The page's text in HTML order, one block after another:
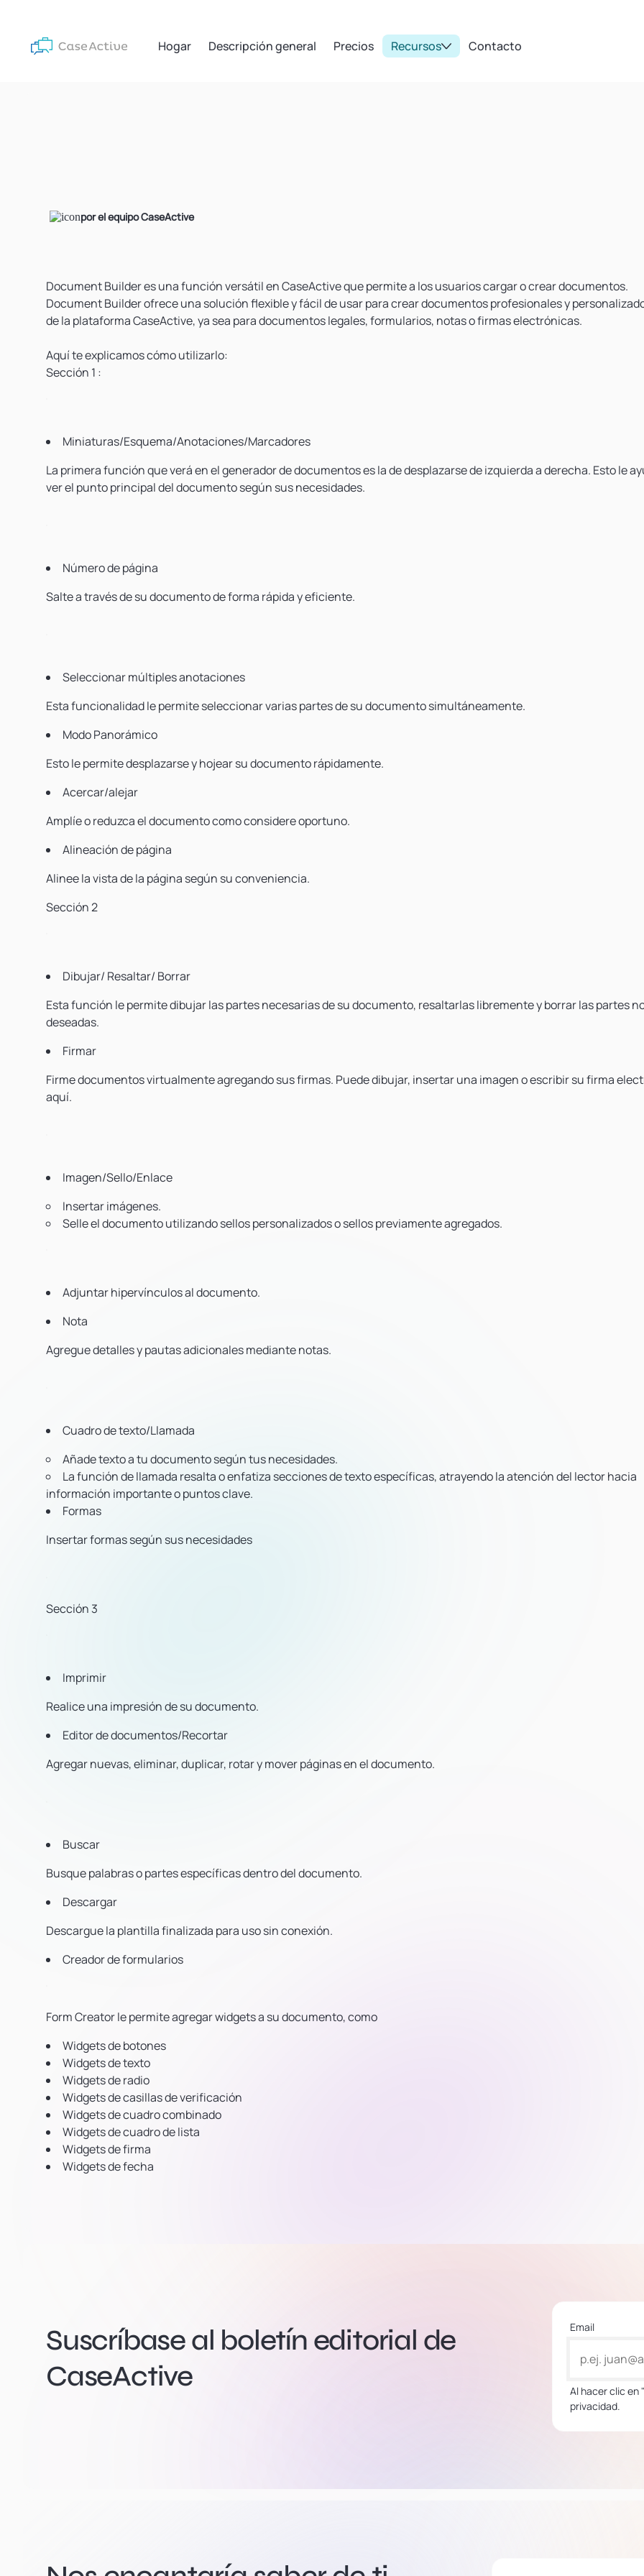
Hogar Descripción general Precios Recursos Contacto
por el equipo CaseActive
Document Builder es una función versátil en CaseActive que permite a los usuarios cargar o crear documentos.
Document Builder ofrece una solución flexible y fácil de usar para crear documentos profesionales y
de la plataforma CaseActive, ya sea para documentos legales, formularios, notas o firmas electrónicas.
Aquí te explicamos cómo utilizarlo:
Sección 1 :
Miniaturas/Esquema/Anotaciones/Marcadores
La primera función que verá en el generador de documentos es la de desplazarse de izquierda a derecha. Esto le
ver el punto principal del documento según sus necesidades.
Número de página
Salte a través de su documento de forma rápida y eficiente.
Seleccionar múltiples anotaciones
Esta funcionalidad le permite seleccionar varias partes de su documento simultáneamente.
Modo Panorámico
Esto le permite desplazarse y hojear su documento rápidamente.
Acercar/alejar
Amplíe o reduzca el documento como considere oportuno.
Alineación de página
Alinee la vista de la página según su conveniencia.
Sección 2
Dibujar/ Resaltar/ Borrar
Esta función le permite dibujar las partes necesarias de su documento, resaltarlas libremente y borrar las partes
deseadas.
Firmar
Firme documentos virtualmente agregando sus firmas. Puede dibujar, insertar una imagen o escribir su firma
aquí.
Imagen/Sello/Enlace
Insertar imágenes.
Selle el documento utilizando sellos personalizados o sellos previamente agregados.
Adjuntar hipervínculos al documento.
Nota
Agregue detalles y pautas adicionales mediante notas.
Cuadro de texto/Llamada
Añade texto a tu documento según tus necesidades.
La función de llamada resalta o enfatiza secciones de texto específicas, atrayendo la atención del lector hacia
información importante o puntos clave.
Formas
Insertar formas según sus necesidades
Sección 3
Imprimir
Realice una impresión de su documento.
Editor de documentos/Recortar
Agregar nuevas, eliminar, duplicar, rotar y mover páginas en el documento.
Buscar
Busque palabras o partes específicas dentro del documento.
Descargar
Descargue la plantilla finalizada para uso sin conexión.
Creador de formularios
Form Creator le permite agregar widgets a su documento, como
Widgets de botones
Widgets de texto
Widgets de radio
Widgets de casillas de verificación
Widgets de cuadro combinado
Widgets de cuadro de lista
Widgets de firma
Widgets de fecha
Suscríbase al boletín editorial de
CaseActive
Email
Al hacer clic en
privacidad.